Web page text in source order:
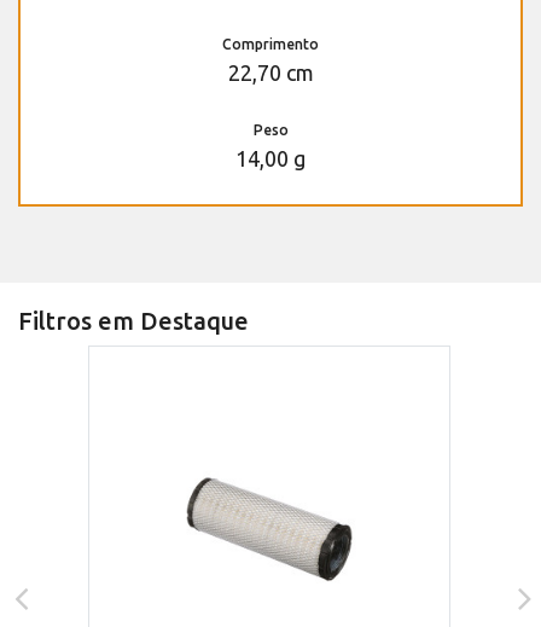
Comprimento
22,70 cm
Peso
14,00 g
Filtros em Destaque